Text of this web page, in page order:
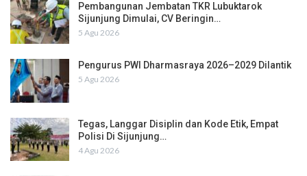
Pembangunan Jembatan TKR Lubuktarok
Sijunjung Dimulai, CV Beringin…
5 Agu 2026
Pengurus PWI Dharmasraya 2026–2029 Dilantik
5 Agu 2026
Tegas, Langgar Disiplin dan Kode Etik, Empat
Polisi Di Sijunjung…
4 Agu 2026